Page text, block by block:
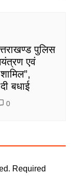
पुलिस
एवं
बधाई
0
Required